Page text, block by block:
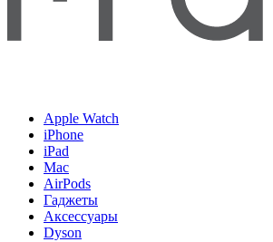
Apple Watch
iPhone
iPad
Mac
AirPods
Гаджеты
Аксессуары
Dyson